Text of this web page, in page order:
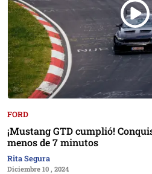
FORD
¡Mustang GTD cumplió!
menos de 7 minutos
Rita Segura
Diciembre 10 , 2024